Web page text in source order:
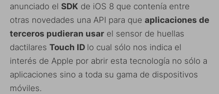
anunciado el SDK de iOS 8 que contenía entre
otras novedades una API para que aplicaciones de
terceros pudieran usar el sensor de huellas
dactilares Touch ID lo cual sólo nos indica el
interés de Apple por abrir esta tecnología no sólo a
aplicaciones sino a toda su gama de dispositivos
móviles.